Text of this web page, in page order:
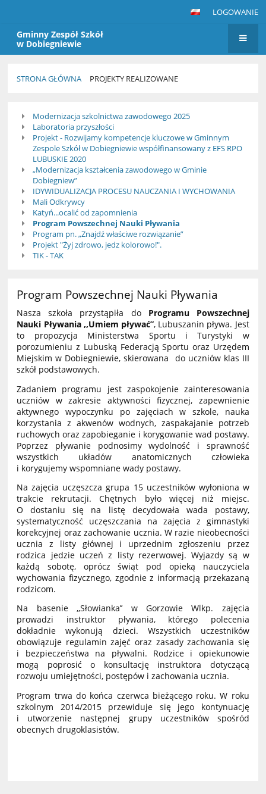
LOGOWANIE
Gminny Zespół Szkół
w Dobiegniewie
STRONA GŁÓWNA PROJEKTY REALIZOWANE
Projekty
realizowane
Modernizacja szkolnictwa zawodowego 2025
Laboratoria przyszłości
Projekt - Rozwijamy kompetencje kluczowe w Gminnym
Zespole Szkół w Dobiegniewie współfinansowany z EFS RPO
LUBUSKIE 2020
„Modernizacja kształcenia zawodowego w Gminie
Dobiegniew”
IDYWIDUALIZACJA PROCESU NAUCZANIA I WYCHOWANIA
Mali Odkrywcy
Katyń...ocalić od zapomnienia
Program Powszechnej Nauki Pływania
Program pn. „Znajdź właściwe rozwiązanie”
Projekt "Żyj zdrowo, jedz kolorowo!".
TIK - TAK
Program Powszechnej Nauki Pływania
Nasza szkoła przystąpiła doProgramu Powszechnej
Nauki Pływania ,,Umiem pływać”, Lubuszanin pływa. Jest
to propozycja Ministerstwa Sportu i Turystyki w
porozumieniu z Lubuską Federacją Sportu oraz Urzędem
Miejskim w Dobiegniewie, skierowana do uczniów klas III
szkół podstawowych.
Zadaniem programu jest zaspokojenie zainteresowania
uczniów w zakresie aktywności fizycznej, zapewnienie
aktywnego wypoczynku po zajęciach w szkole, nauka
korzystania z akwenów wodnych, zaspakajanie potrzeb
ruchowych oraz zapobieganie i korygowanie wad postawy.
Poprzez pływanie podnosimy wydolność i sprawność
wszystkich układów anatomicznych człowieka
i korygujemy wspomniane wady postawy.
Na zajęcia uczęszcza grupa 15 uczestników wyłoniona w
trakcie rekrutacji. Chętnych było więcej niż miejsc.
O dostaniu się na listę decydowała wada postawy,
systematyczność uczęszczania na zajęcia z gimnastyki
korekcyjnej oraz zachowanie ucznia. W razie nieobecności
ucznia z listy głównej i uprzednim zgłoszeniu przez
rodzica jedzie uczeń z listy rezerwowej. Wyjazdy są w
każdą sobotę, oprócz świąt pod opieką nauczyciela
wychowania fizycznego, zgodnie z informacją przekazaną
rodzicom.
Na basenie ,,Słowianka’’ w Gorzowie Wlkp. zajęcia
prowadzi instruktor pływania, którego polecenia
dokładnie wykonują dzieci. Wszystkich uczestników
obowiązuje regulamin zajęć oraz zasady zachowania się
i bezpieczeństwa na pływalni. Rodzice i opiekunowie
mogą poprosić o konsultację instruktora dotyczącą
rozwoju umiejętności, postępów i zachowania ucznia.
Program trwa do końca czerwca bieżącego roku. W roku
szkolnym 2014/2015 przewiduje się jego kontynuację
i utworzenie następnej grupy uczestników spośród
obecnych drugoklasistów.